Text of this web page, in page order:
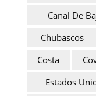
Canal De
Chubascos
Costa
Estados